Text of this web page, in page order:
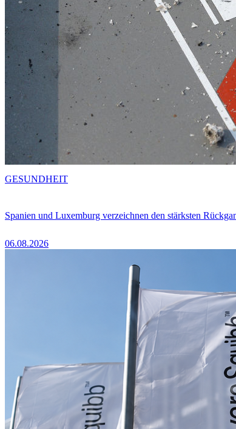
Spanien und Luxemburg verzeichnen den stärksten
06.08.2026
GESUNDHEIT